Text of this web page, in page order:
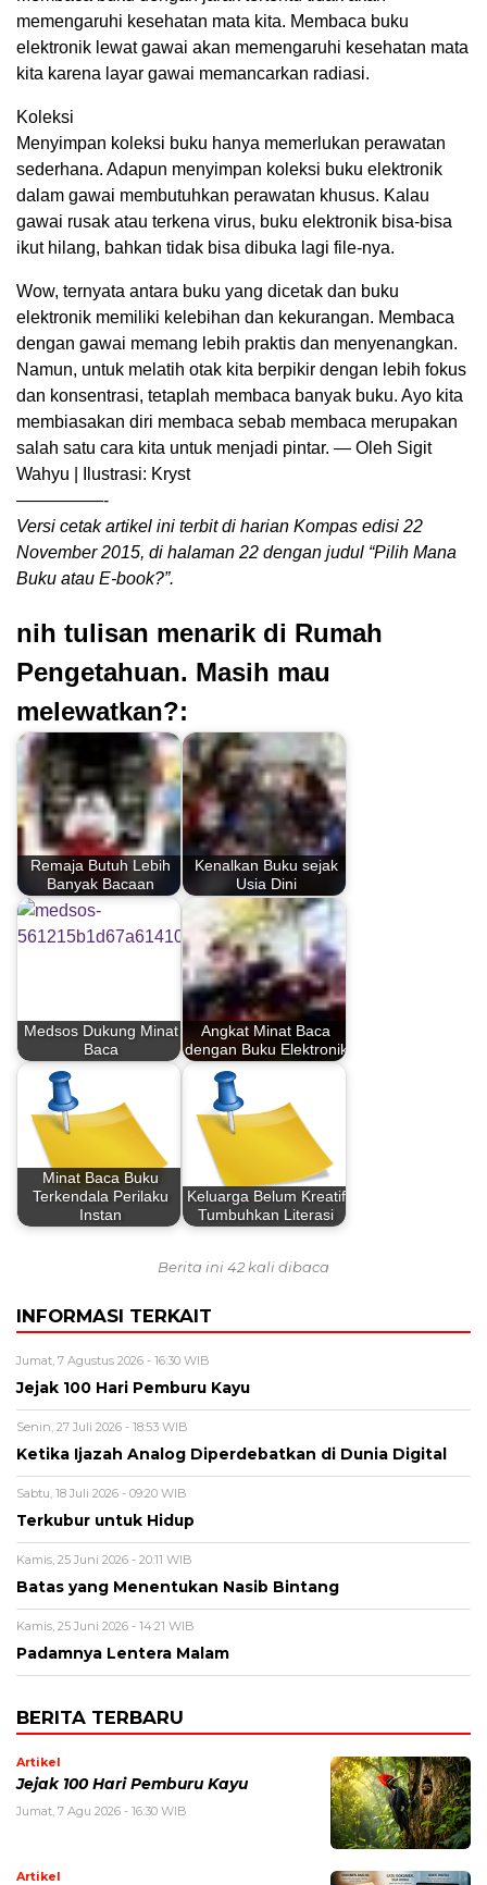
memengaruhi kesehatan mata kita. Membaca buku
elektronik lewat gawai akan memengaruhi kesehatan mata
kita karena layar gawai memancarkan radiasi.
Koleksi
Menyimpan koleksi buku hanya memerlukan perawatan
sederhana. Adapun menyimpan koleksi buku elektronik
dalam gawai membutuhkan perawatan khusus. Kalau
gawai rusak atau terkena virus, buku elektronik bisa-bisa
ikut hilang, bahkan tidak bisa dibuka lagi file-nya.
Wow, ternyata antara buku yang dicetak dan buku
elektronik memiliki kelebihan dan kekurangan. Membaca
dengan gawai memang lebih praktis dan menyenangkan.
Namun, untuk melatih otak kita berpikir dengan lebih fokus
dan konsentrasi, tetaplah membaca banyak buku. Ayo kita
membiasakan diri membaca sebab membaca merupakan
salah satu cara kita untuk menjadi pintar. — Oleh Sigit
Wahyu | Ilustrasi: Kryst
—————-
Versi cetak artikel ini terbit di harian Kompas edisi 22
November 2015, di halaman 22 dengan judul “Pilih Mana
Buku atau E-book?”.
nih tulisan menarik di Rumah
Pengetahuan. Masih mau
melewatkan?:
Remaja Butuh Lebih
Banyak Bacaan
Kenalkan Buku sejak
Usia Dini
Medsos Dukung Minat
Baca
Angkat Minat Baca
dengan Buku Elektronik
Minat Baca Buku
Terkendala Perilaku
Instan
Keluarga Belum Kreatif
Tumbuhkan Literasi
Berita ini 42 kali dibaca
INFORMASI TERKAIT
Jumat, 7 Agustus 2026 - 16:30 WIB
Jejak 100 Hari Pemburu Kayu
Senin, 27 Juli 2026 - 18:53 WIB
Ketika Ijazah Analog Diperdebatkan di Dunia Digital
Sabtu, 18 Juli 2026 - 09:20 WIB
Terkubur untuk Hidup
Kamis, 25 Juni 2026 - 20:11 WIB
Batas yang Menentukan Nasib Bintang
Kamis, 25 Juni 2026 - 14:21 WIB
Padamnya Lentera Malam
BERITA TERBARU
Artikel
Jejak 100 Hari Pemburu Kayu
Jumat, 7 Agu 2026 - 16:30 WIB
Artikel